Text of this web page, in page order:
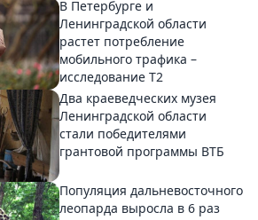
В Петербурге и
Ленинградской области
растет потребление
мобильного трафика –
исследование T2
Два краеведческих музея
Ленинградской области
стали победителями
грантовой программы ВТБ
Популяция дальневосточного
леопарда выросла в 6 раз